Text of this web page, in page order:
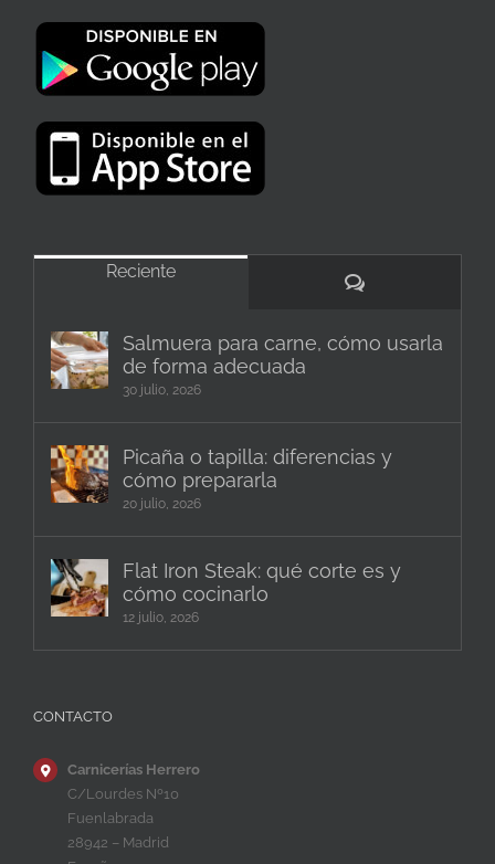
Reciente
Comentarios
Salmuera para carne, cómo usarla
de forma adecuada
30 julio, 2026
Picaña o tapilla: diferencias y
cómo prepararla
20 julio, 2026
Flat Iron Steak: qué corte es y
cómo cocinarlo
12 julio, 2026
CONTACTO
Carnicerías Herrero
C/Lourdes Nº10
Fuenlabrada
28942 – Madrid